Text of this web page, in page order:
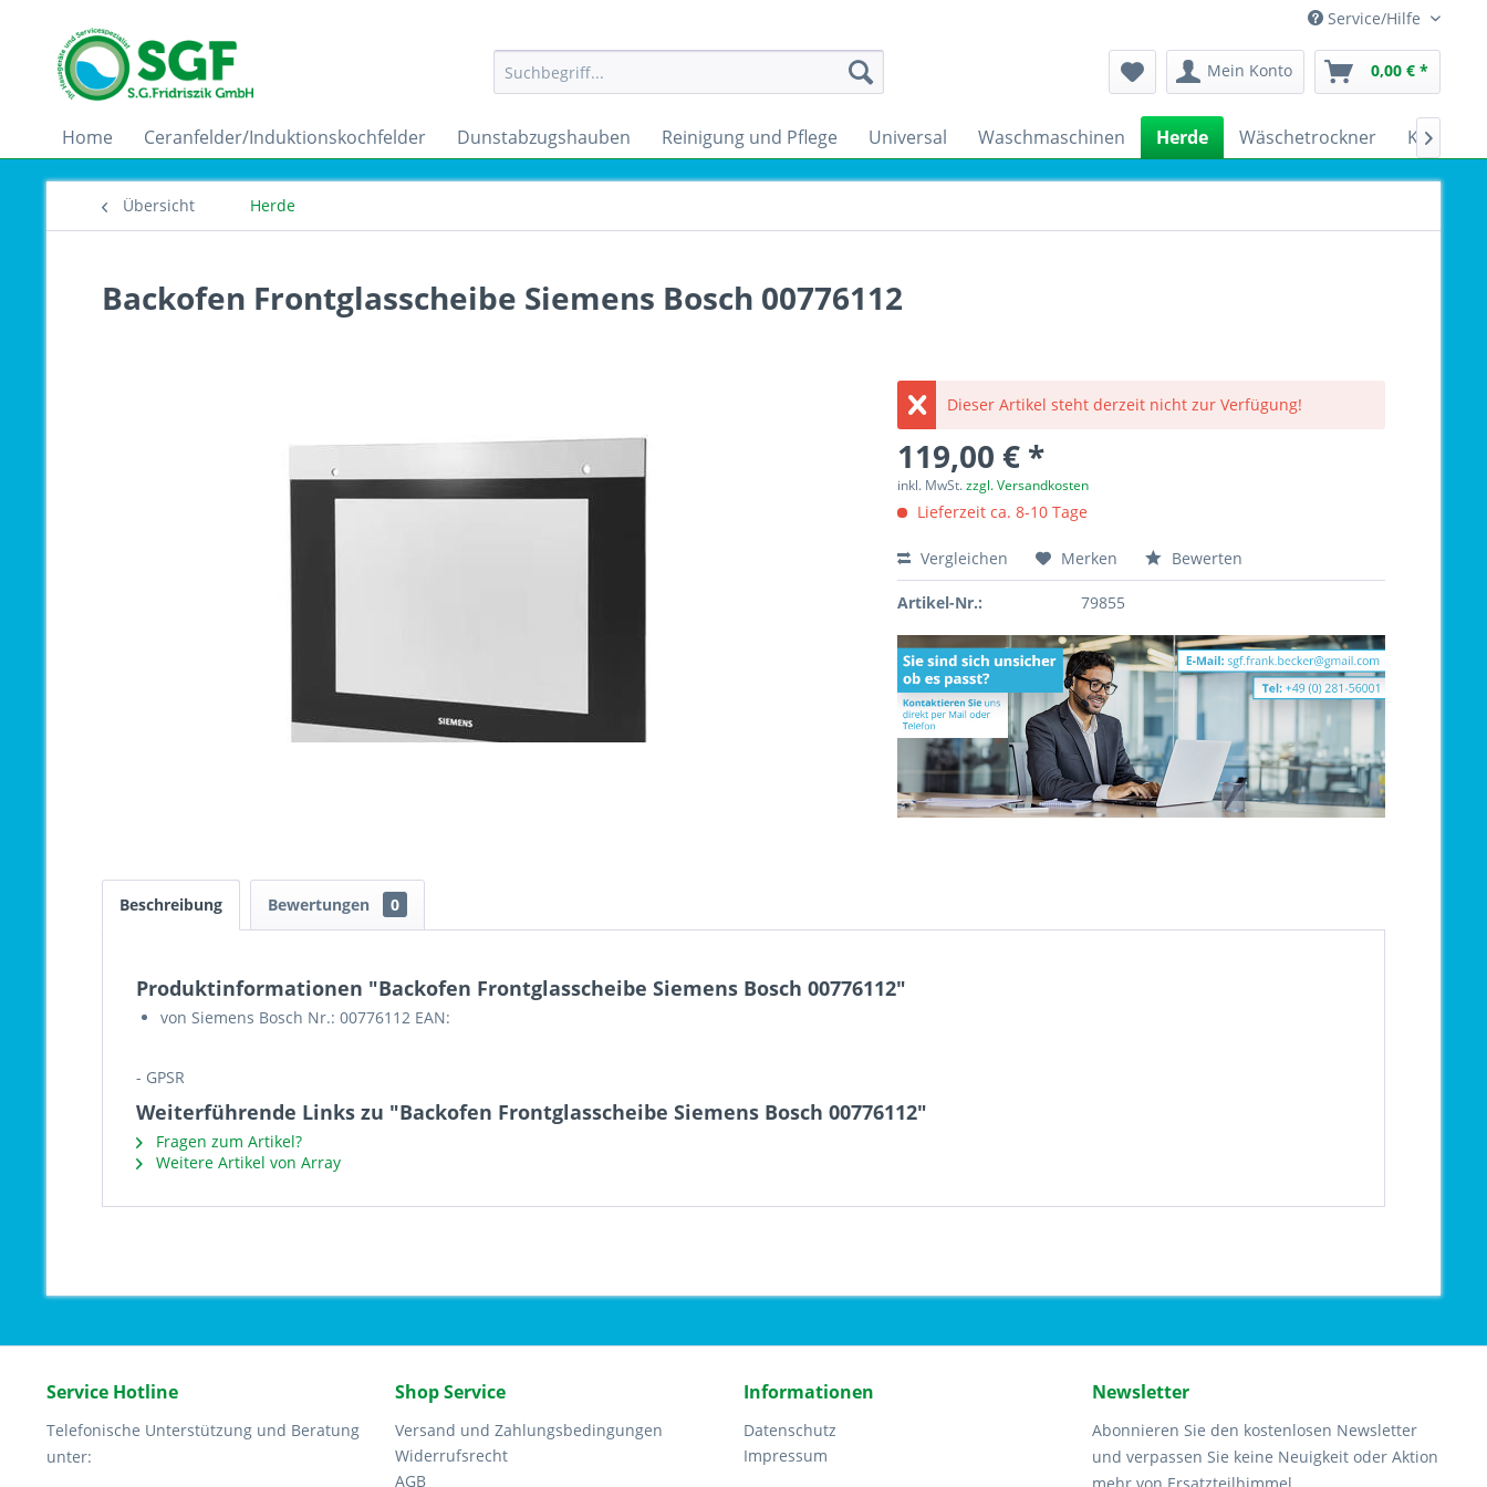
Service/Hilfe
Mein Konto 0,00 € *
Home Ceranfelder/Induktionskochfelder Dunstabzugshauben Reinigung und Pflege Universal Waschmaschinen Herde Wäschetrockner 
Übersicht Herde
Backofen Frontglasscheibe Siemens Bosch 00776112
Dieser Artikel steht derzeit nicht zur Verfügung!
119,00 € *
inkl. MwSt.zzgl. Versandkosten
Lieferzeit ca. 8-10 Tage
Vergleichen Merken Bewerten
Artikel-Nr.: 79855
Beschreibung Bewertungen 0
Produktinformationen "Backofen Frontglasscheibe Siemens Bosch 00776112"
von Siemens Bosch Nr.: 00776112 EAN:
- GPSR
Weiterführende Links zu "Backofen Frontglasscheibe Siemens Bosch 00776112"
Fragen zum Artikel?
Weitere Artikel von Array
Service Hotline
Telefonische Unterstützung und Beratung
unter:
Shop Service
Versand und Zahlungsbedingungen
Widerrufsrecht
AGB
Informationen
Datenschutz
Impressum
Newsletter
Abonnieren Sie den kostenlosen Newsletter
und verpassen Sie keine Neuigkeit oder Aktion